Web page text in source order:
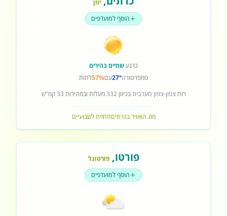
יוון
הוסף למועדפים
כרגעשמיים בהירים
טמפרטורה27°עם57%לחות
רוחצפון-צפון מערביתבכיוון332מעלות ובמהירות 33קמ"ש
מזג האוויר בכרתיםתחזית לשבועיים
פורטו,פורטוגל
הוסף למועדפים